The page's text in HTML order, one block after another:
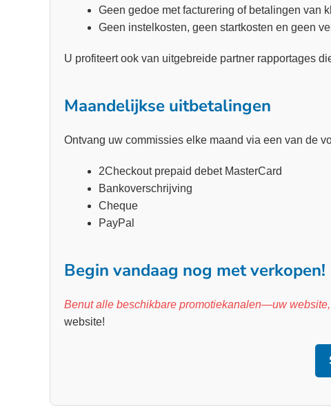
Geen gedoe met facturering of betalingen van
Geen instelkosten, geen startkosten en geen
U profiteert ook van uitgebreide partner rapportages
Maandelijkse uitbetalingen
Ontvang uw commissies elke maand via een van de
2Checkout prepaid debet MasterCard
Bankoverschrijving
Cheque
PayPal
Begin vandaag nog met verkopen!
Benut alle beschikbare promotiekanalen—uw
website!